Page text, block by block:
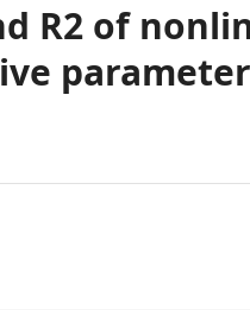
R2 of